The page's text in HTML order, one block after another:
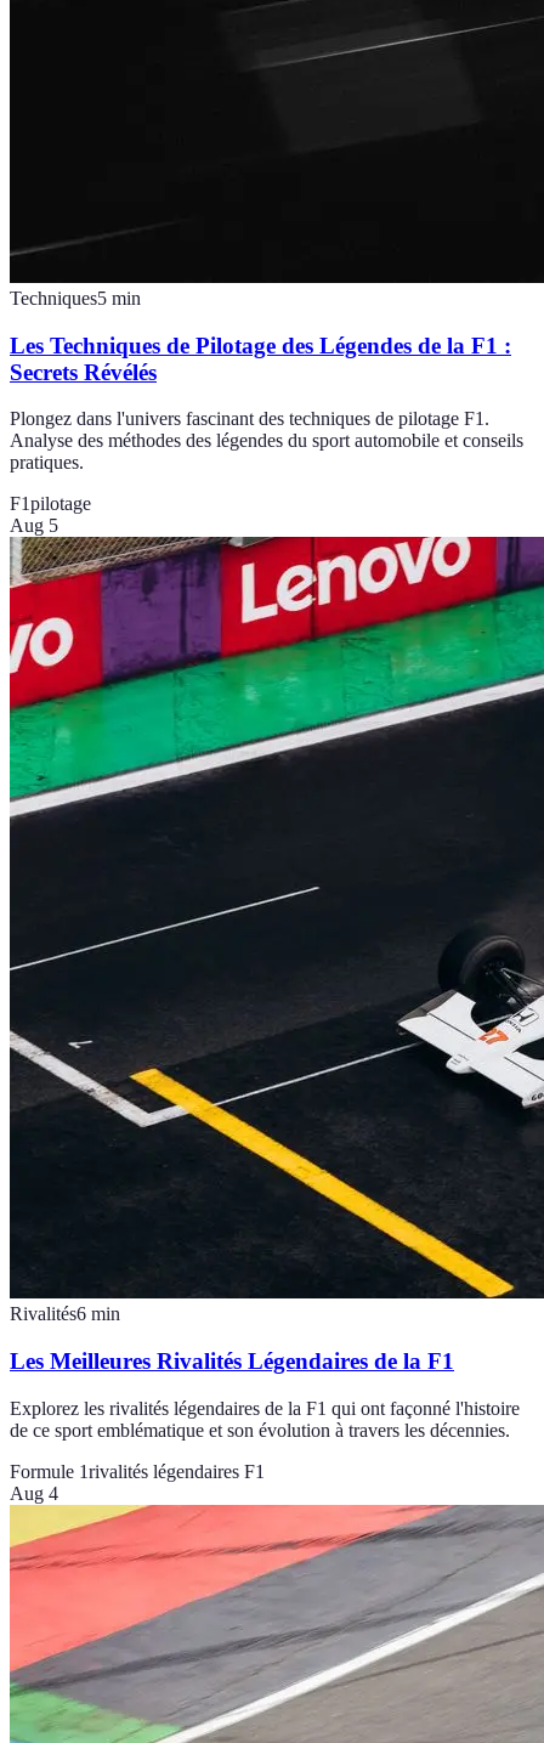
Techniques5 min
Les Techniques de Pilotage des Légendes de la F1 :
Secrets Révélés
Plongez dans l'univers fascinant des techniques de pilotage F1.
Analyse des méthodes des légendes du sport automobile et conseils
pratiques.
F1pilotage
Aug 5
Rivalités6 min
Les Meilleures Rivalités Légendaires de la F1
Explorez les rivalités légendaires de la F1 qui ont façonné l'histoire
de ce sport emblématique et son évolution à travers les décennies.
Formule 1rivalités légendaires F1
Aug 4